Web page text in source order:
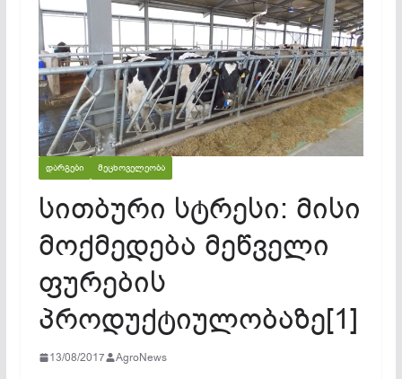
ᲓᲐᲠᲒᲔᲑᲘ ᲛᲔᲪᲮᲝᲕᲔᲚᲔᲝᲑᲐ
სითბური სტრესი: მისი
მოქმედება მეწველი
ფურების
პროდუქტიულობაზე[1]
13/08/2017 AgroNews